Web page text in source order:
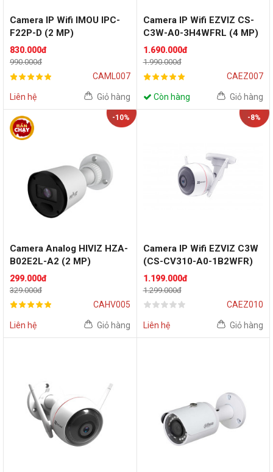
Camera IP Wifi IMOU IPC-
F22P-D (2 MP)
830.000đ
990.000đ
CAML007
Liên hệ Giỏ hàng
Camera IP Wifi EZVIZ CS-
C3W-A0-3H4WFRL (4 MP)
1.690.000đ
1.990.000đ
CAEZ007
Còn hàng Giỏ hàng
-10%
Camera Analog HIVIZ HZA-
B02E2L-A2 (2 MP)
299.000đ
329.000đ
CAHV005
Liên hệ Giỏ hàng
-8%
Camera IP Wifi EZVIZ C3W
(CS-CV310-A0-1B2WFR)
(2 MP)
1.199.000đ
1.299.000đ
CAEZ010
Liên hệ Giỏ hàng